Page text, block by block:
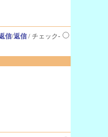
信/返信/ チェック-